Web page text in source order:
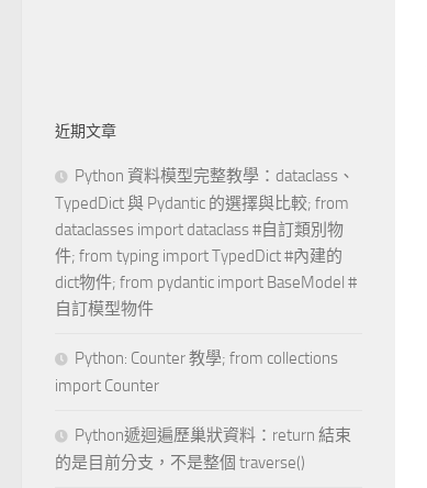
近期文章
Python 資料模型完整教學：dataclass、
TypedDict 與 Pydantic 的選擇與比較; from
dataclasses import dataclass #自訂類別物
件; from typing import TypedDict #內建的
dict物件; from pydantic import BaseModel #
自訂模型物件
Python: Counter 教學; from collections
import Counter
Python遞迴遍歷巢狀資料：return 結束
的是目前分支，不是整個 traverse()